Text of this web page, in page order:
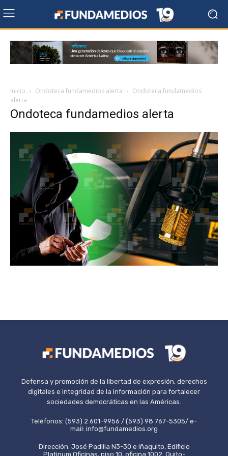
Inicio Ondoteca fundamedios alerta
Ondoteca fundamedios
alerta
Ondoteca fundamedios alerta
Defensa y promoción de la libertad de expresión, derechos
digitales e integridad de la información para fortalecer
sociedades democráticas en las Américas.
Teléfonos: (593) 2 601-9956 / (593) 98 767-5305/ e-
mail: info@fundamedios.org
Dirección: José Padilla N3-30 e Iñaquito, Edificio
Platinum Oficinas, piso 10, oficina 1002. Quito-